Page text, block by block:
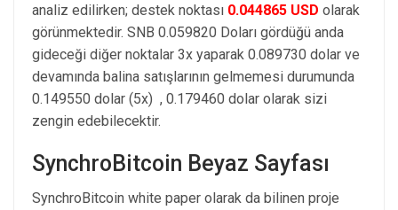
analiz edilirken; destek noktası 0.044865 USD olarak
görünmektedir. SNB 0.059820 Doları gördüğü anda
gideceği diğer noktalar 3x yaparak 0.089730 dolar ve
devamında balina satışlarının gelmemesi durumunda
0.149550 dolar (5x) , 0.179460 dolar olarak sizi
zengin edebilecektir.
SynchroBitcoin Beyaz Sayfası
SynchroBitcoin white paper olarak da bilinen proje